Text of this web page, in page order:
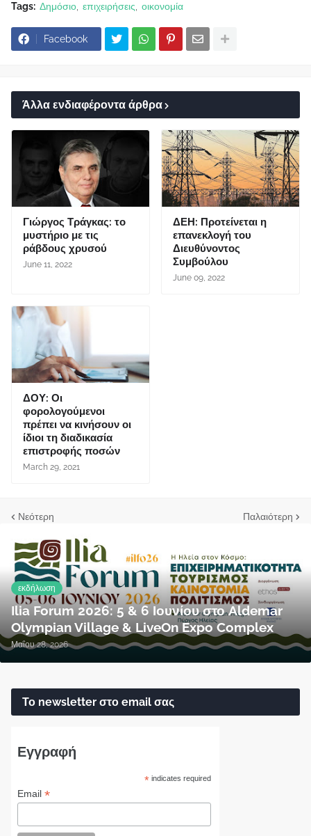
Tags: Δημόσιο επιχειρήσεις οικονομία
Facebook
Άλλα ενδιαφέροντα άρθρα
Γιώργος Τράγκας: το
μυστήριο με τις
ράβδους χρυσού
June 11, 2022
ΔΕΗ: Προτείνεται η
επανεκλογή του
Διευθύνοντος
Συμβούλου
June 09, 2022
ΔΟΥ: Οι
φορολογούμενοι
πρέπει να κινήσουν οι
ίδιοι τη διαδικασία
επιστροφής ποσών
March 29, 2021
Νεότερη Παλαιότερη
εκδήλωση
Ilia Forum 2026: 5 & 6 Ιουνίου στο Aldemar
Olympian Village & LiveOn Expo Complex
Μαΐου 28, 2026
Το newsletter στο email σας
Εγγραφή
* indicates required
Email *